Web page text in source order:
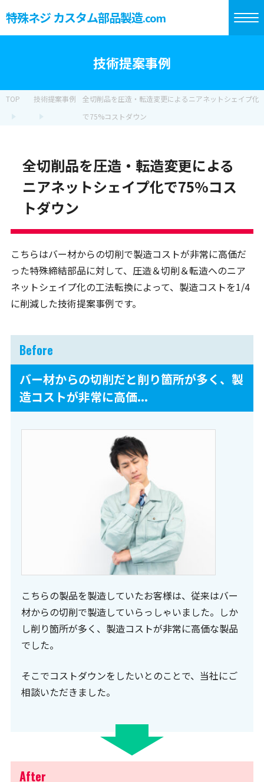
特殊ネジ カスタム部品製造.com
技術提案事例
TOP 技術提案事例
全切削品を圧造・転造変更によるニアネットシェイプ化
で75%コストダウン
全切削品を圧造・転造変更による
ニアネットシェイプ化で75%コス
トダウン
こちらはバー材からの切削で製造コストが非常に高価だ
った特殊締結部品に対して、圧造＆切削＆転造へのニア
ネットシェイプ化の工法転換によって、製造コストを1/4
に削減した技術提案事例です。
バー材からの切削だと削り箇所が多く、製
造コストが非常に高価...
こちらの製品を製造していたお客様は、従来はバー
材からの切削で製造していらっしゃいました。しか
し削り箇所が多く、製造コストが非常に高価な製品
でした。
そこでコストダウンをしたいとのことで、当社にご
相談いただきました。